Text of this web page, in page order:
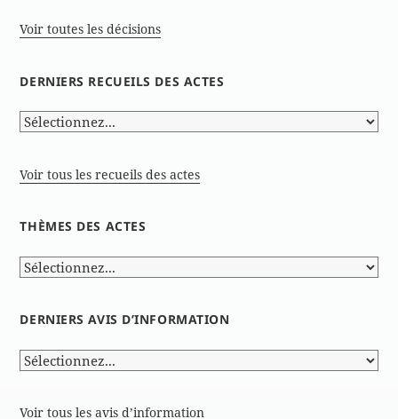
Voir toutes les décisions
DERNIERS RECUEILS DES ACTES
Voir tous les recueils des actes
THÈMES DES ACTES
DERNIERS AVIS D’INFORMATION
Voir tous les avis d’information